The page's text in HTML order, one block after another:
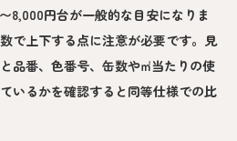
8,000円台が一般的な目安になりま
で上下する点に注意が必要です。見
品番、色番号、缶数や㎡当たりの使
いるかを確認すると同等仕様での比